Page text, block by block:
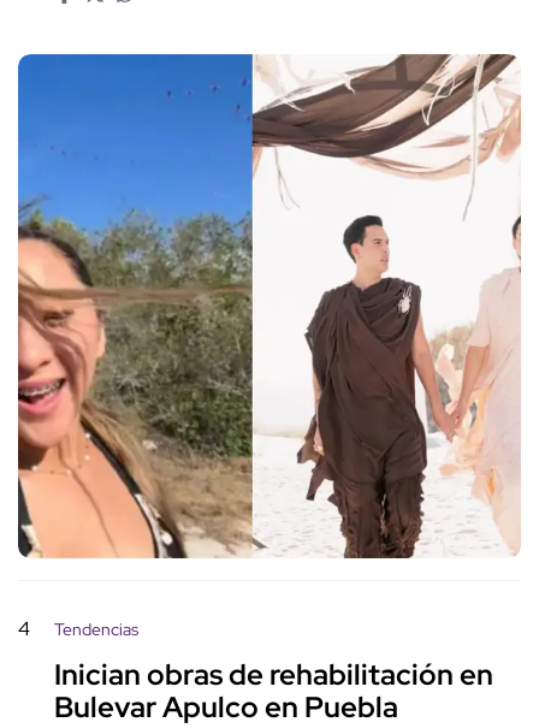
4 Tendencias
Inician obras de rehabilitación en
Bulevar Apulco en Puebla